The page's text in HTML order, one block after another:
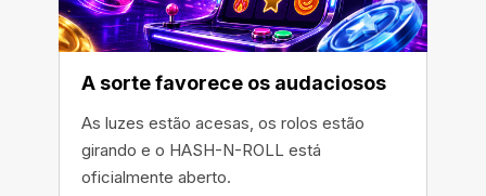
A sorte favorece os audaciosos
As luzes estão acesas, os rolos estão
girando e o HASH-N-ROLL está
oficialmente aberto.